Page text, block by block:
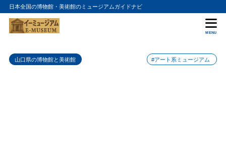
日本全国の博物館・美術館のミュージアムガイドナビ
MENU
山口県の博物館と美術館 #アート系ミュージアム
目次
1 館内の特徴